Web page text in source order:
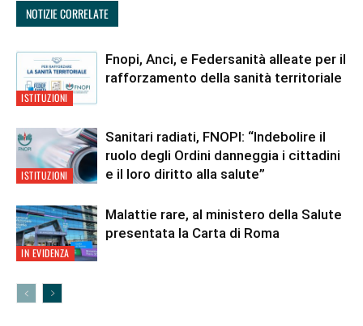
NOTIZIE CORRELATE
ISTITUZIONI
Fnopi, Anci, e Federsanità alleate per il
rafforzamento della sanità territoriale
ISTITUZIONI
Sanitari radiati, FNOPI: “Indebolire il
ruolo degli Ordini danneggia i cittadini
e il loro diritto alla salute”
IN EVIDENZA
Malattie rare, al ministero della Salute
presentata la Carta di Roma